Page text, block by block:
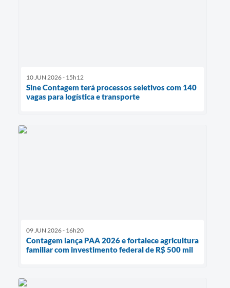
10 JUN 2026 - 15h12
Sine Contagem terá processos seletivos com 140
vagas para logística e transporte
09 JUN 2026 - 16h20
Contagem lança PAA 2026 e fortalece agricultura
familiar com investimento federal de R$ 500 mil